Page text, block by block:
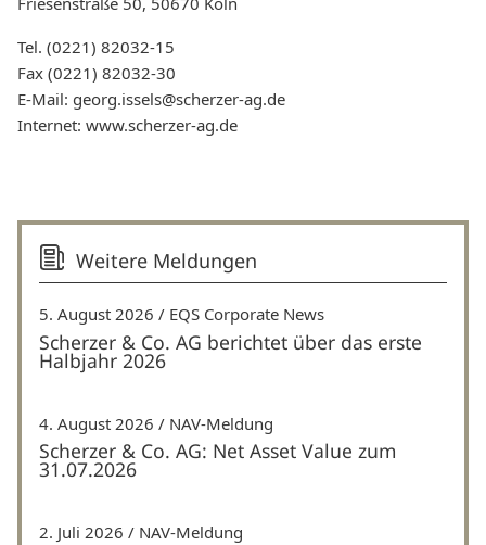
Tel. (0221) 82032-15
Fax (0221) 82032-30
E-Mail: georg.issels@scherzer-ag.de
Internet: www.scherzer-ag.de
Weitere Meldungen
5. August 2026 EQS Corporate News
Scherzer & Co. AG berichtet über das erste
Halbjahr 2026
4. August 2026 NAV-Meldung
Scherzer & Co. AG: Net Asset Value zum
31.07.2026
2. Juli 2026 NAV-Meldung